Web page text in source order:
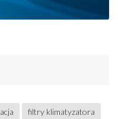
filtry klimatyzatora